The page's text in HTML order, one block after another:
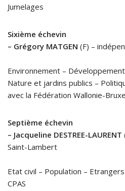
Jumelages
Sixième échevin
– Grégory MATGEN (F) –
Environnement –
Nature et jardins publics –
avec la Fédération Wallonie-
Septième échevin
– Jacqueline DESTREE-LAURENT
Saint-Lambert
Etat civil – Population –
CPAS